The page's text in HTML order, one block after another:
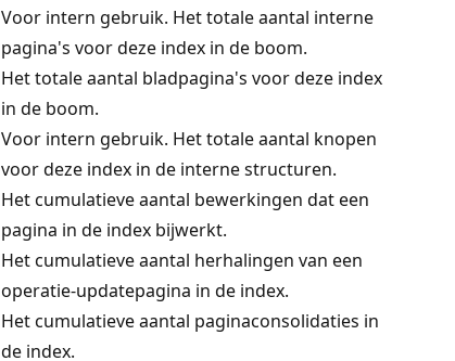
Voor intern gebruik. Het totale aantal interne
pagina's voor deze index in de boom.
Het totale aantal bladpagina's voor deze index
in de boom.
Voor intern gebruik. Het totale aantal knopen
voor deze index in de interne structuren.
Het cumulatieve aantal bewerkingen dat een
pagina in de index bijwerkt.
Het cumulatieve aantal herhalingen van een
operatie-updatepagina in de index.
Het cumulatieve aantal paginaconsolidaties in
de index.